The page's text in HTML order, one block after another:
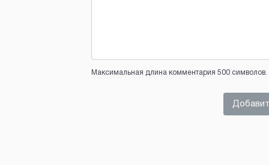
Максимальная длина комментария 500 символов.